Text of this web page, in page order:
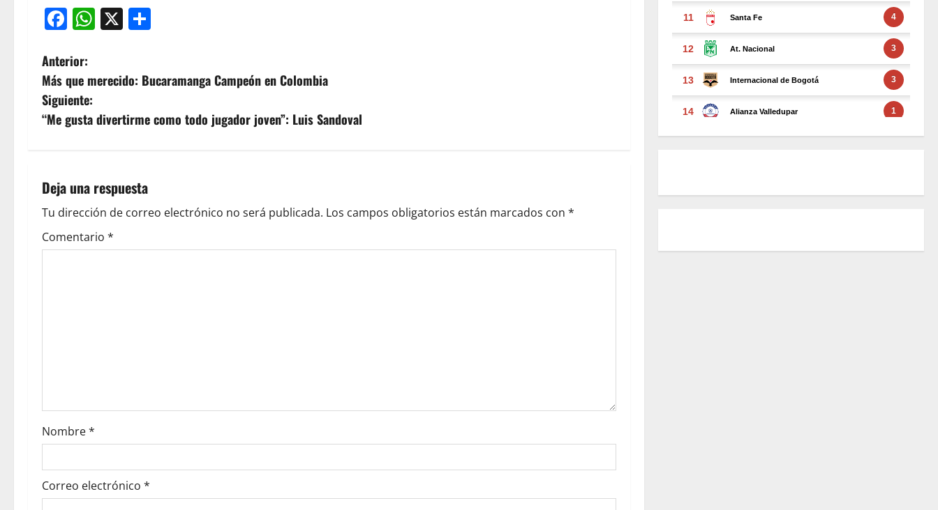
Facebook
WhatsApp
X
Anterior:
Más que merecido: Bucaramanga Campeón en Colombia
Siguiente:
“Me gusta divertirme como todo jugador joven”: Luis Sandoval
Deja una respuesta
Tu dirección de correo electrónico no será publicada. Los campos obligatorios están marcados con *
Comentario *
Nombre*
Correo electrónico *